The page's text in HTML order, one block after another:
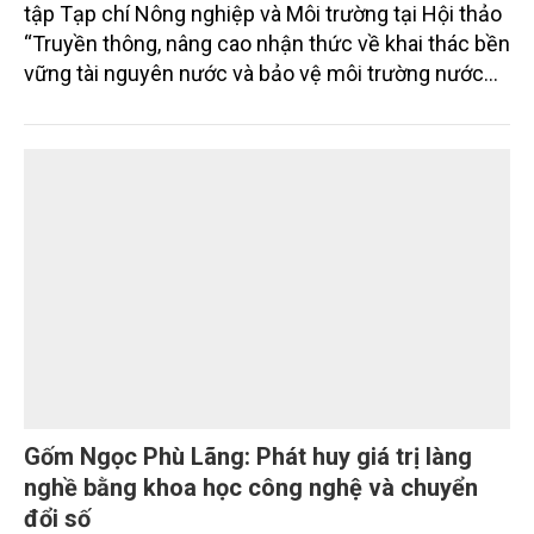
tập Tạp chí Nông nghiệp và Môi trường tại Hội thảo
“Truyền thông, nâng cao nhận thức về khai thác bền
vững tài nguyên nước và bảo vệ môi trường nước
trường phối hợp với Sở Nông nghiệp và Môi trường
Gốm Ngọc Phù Lãng: Phát huy giá trị làng
nghề bằng khoa học công nghệ và chuyển
đổi số